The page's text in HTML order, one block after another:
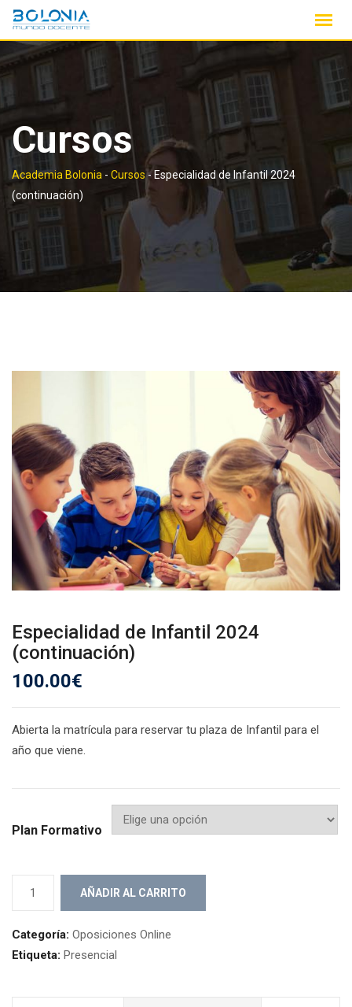
Saltar
contenido
Cursos
Academia Bolonia - Cursos- Especialidad de Infantil 2024
(continuación)
Especialidad de Infantil 2024
(continuación)
100.00€
Abierta la matrícula para reservar tu plaza de Infantil para el
año que viene.
Plan Formativo
Especialidad
AÑADIR AL CARRITO
Categoría: Oposiciones Online
Etiqueta: Presencial